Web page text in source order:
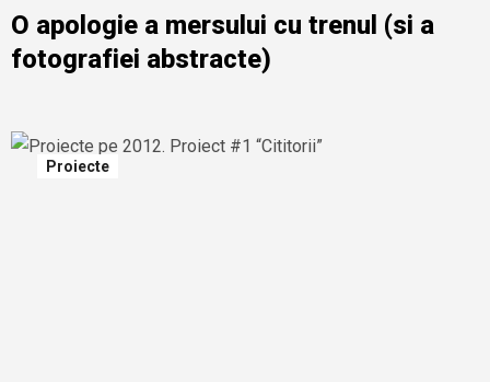
O apologie a mersului cu trenul (si a
fotografiei abstracte)
Proiecte